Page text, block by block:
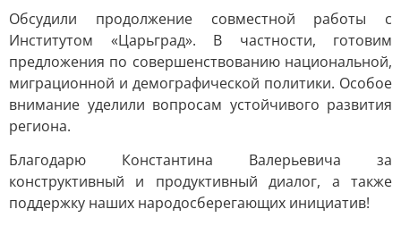
Обсудили продолжение совместной работы с
Институтом «Царьград». В частности, готовим
предложения по совершенствованию национальной,
миграционной и демографической политики. Особое
внимание уделили вопросам устойчивого развития
региона.
Благодарю Константина Валерьевича за
конструктивный и продуктивный диалог, а также
поддержку наших народосберегающих инициатив!